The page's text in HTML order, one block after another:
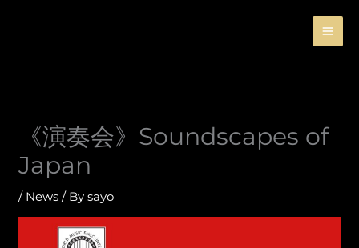
《演奏会》Soundscapes of
Japan
/ News / Bysayo